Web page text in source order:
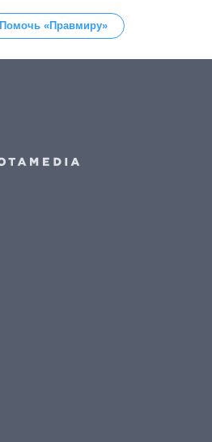
Помочь «Правмиру»